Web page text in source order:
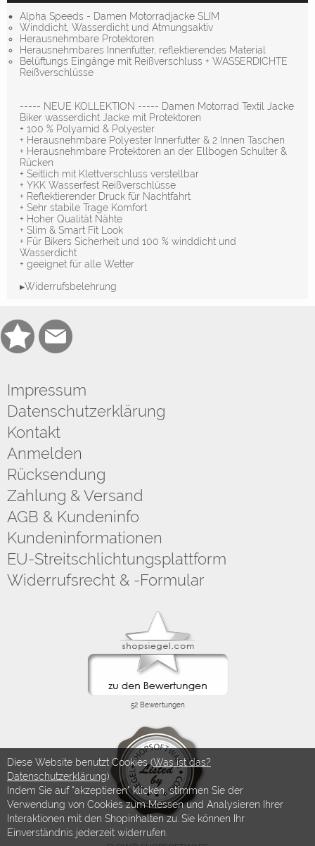
Alpha Speeds - Damen Motorradjacke SLIM
Winddicht, Wasserdicht und Atmungsaktiv
Herausnehmbare Protektoren
Herausnehmbares Innenfutter, reflektierendes Material
Belüftungs Eingänge mit Reißverschluss + WASSERDICHTE
Reißverschlüsse
----- NEUE KOLLEKTION ----- Damen Motorrad Textil Jacke
Biker wasserdicht Jacke mit Protektoren
+ 100 % Polyamid & Polyester
+ Herausnehmbare Polyester Innerfutter & 2 Innen Taschen
+ Herausnehmbare Protektoren an der Ellbogen Schulter &
Rücken
+ Seitlich mit Klettverschluss verstellbar
+ YKK Wasserfest Reißverschlüsse
+ Reflektierender Druck für Nachtfahrt
+ Sehr stabile Trage Komfort
+ Hoher Qualität Nähte
+ Slim & Smart Fit Look
+ Für Bikers Sicherheit und 100 % winddicht und
Wasserdicht
+ geeignet für alle Wetter
▸Widerrufsbelehrung
Impressum
Datenschutzerklärung
Kontakt
Anmelden
Rücksendung
Zahlung & Versand
AGB & Kundeninfo
Kundeninformationen
EU-Streitschlichtungsplattform
Widerrufsrecht & -Formular
Diese Website benutzt Cookies (Was ist das?
Datenschutzerklärung)
Indem Sie auf "akzeptieren" klicken, stimmen Sie der
Verwendung von Cookies zum Messen und Analysieren Ihrer
Interaktionen mit den Shopinhalten zu. Sie können Ihr
Einverständnis jederzeit widerrufen.